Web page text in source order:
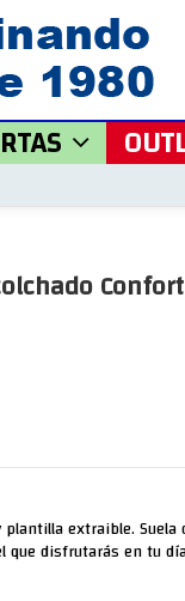
Confort
extraible. Suela
disfrutarás en tu